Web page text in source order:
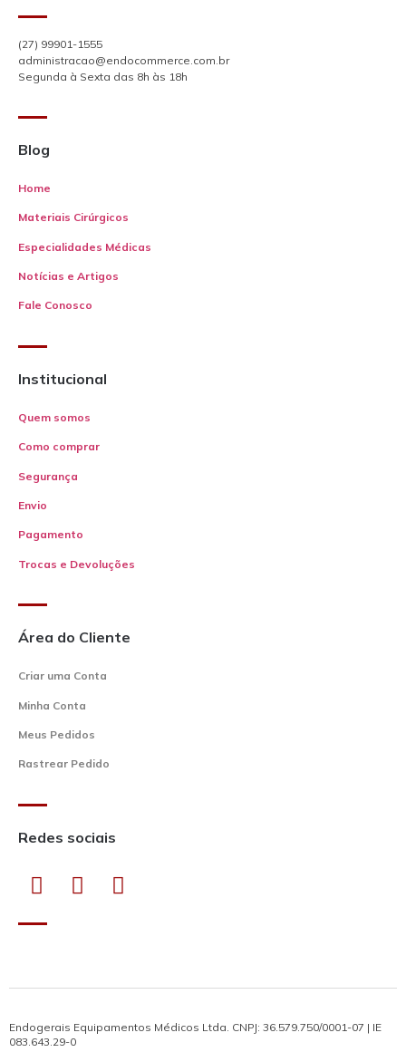
(27) 99901-1555
administracao@endocommerce.com.br
Segunda à Sexta das 8h às 18h
Blog
Home
Materiais Cirúrgicos
Especialidades Médicas
Notícias e Artigos
Fale Conosco
Institucional
Quem somos
Como comprar
Segurança
Envio
Pagamento
Trocas e Devoluções
Área do Cliente
Criar uma Conta
Minha Conta
Meus Pedidos
Rastrear Pedido
Redes sociais
Endogerais Equipamentos Médicos Ltda. CNPJ: 36.579.750/0001-07 | IE
083.643.29-0